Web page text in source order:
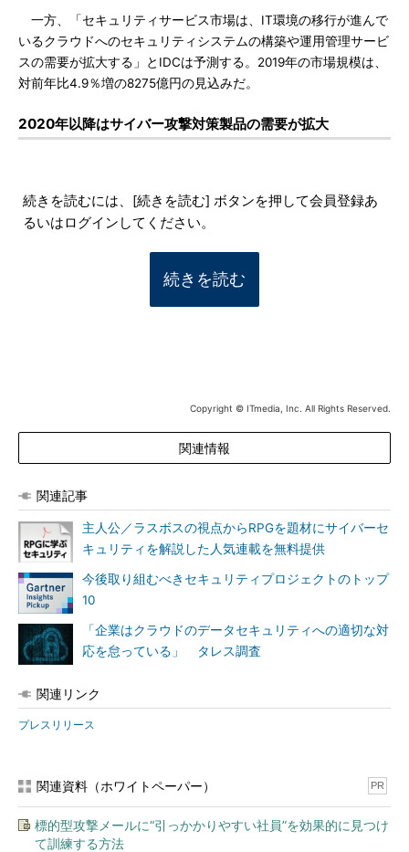
一方、「セキュリティサービス市場は、IT環境の移行が進んで
いるクラウドへのセキュリティシステムの構築や運用管理サービ
スの需要が拡大する」とIDCは予測する。2019年の市場規模は、
対前年比4.9％増の8275億円の見込みだ。
2020年以降はサイバー攻撃対策製品の需要が拡大
続きを読むには、[続きを読む] ボタンを押して会員登録あ
るいはログインしてください。
続きを読む
Copyright © ITmedia, Inc. All Rights Reserved.
関連情報
関連記事
主人公／ラスボスの視点からRPGを題材にサイバーセ
キュリティを解説した人気連載を無料提供
今後取り組むべきセキュリティプロジェクトのトップ
10
「企業はクラウドのデータセキュリティへの適切な対
応を怠っている」 タレス調査
関連リンク
プレスリリース
関連資料（ホワイトペーパー） PR
標的型攻撃メールに“引っかかりやすい社員”を効果的に見つけ
て訓練する方法